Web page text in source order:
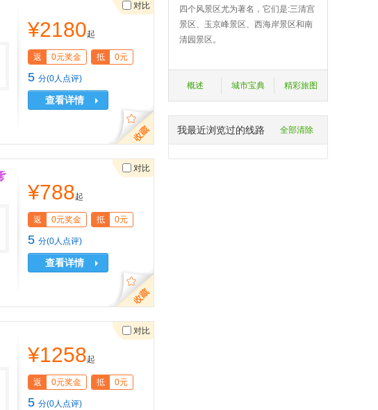
¥2180起
返 0元奖金 抵 0元
5 分(0人点评)
查看详情
对比
¥788起
返 0元奖金 抵 0元
5 分(0人点评)
查看详情
对比
¥1258起
返 0元奖金 抵 0元
5 分(0人点评)
对比
四个风景区尤为著名，它们是:三清宫
景区、玉京峰景区、西海岸景区和南
清园景区。
概述 城市宝典 精彩旅图
全部清除
我最近浏览过的线路